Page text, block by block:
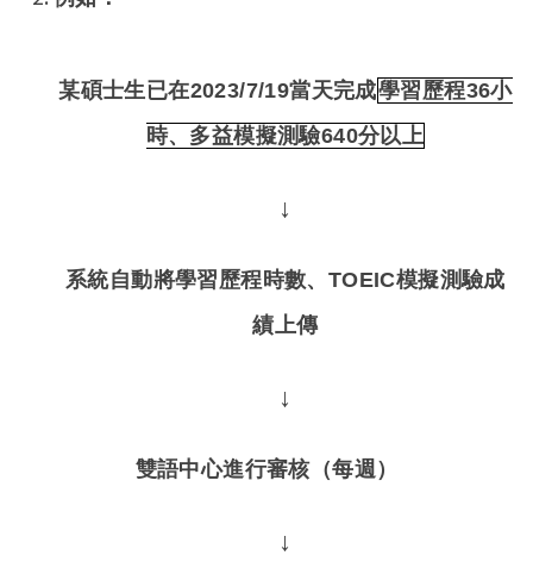
某碩士生已在2023/7/19當天完成學習歷程36小
時、多益模擬測驗640分以上
↓
系統自動將學習歷程時數、TOEIC模擬測驗成
績上傳
↓
雙語中心進行審核（每週）
↓